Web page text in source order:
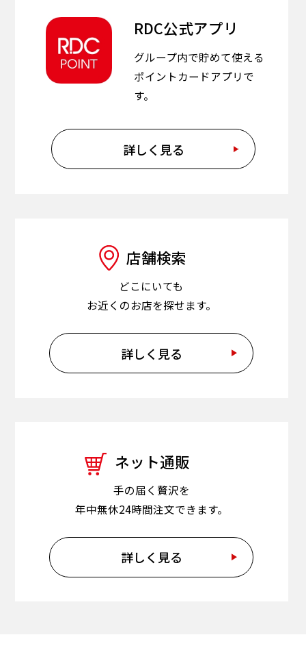
RDC公式アプリ
グループ内で貯めて使える
ポイントカードアプリで
す。
詳しく見る
店舗検索
どこにいても
お近くのお店を探せます。
詳しく見る
ネット通販
手の届く贅沢を
年中無休24時間注文できます。
詳しく見る